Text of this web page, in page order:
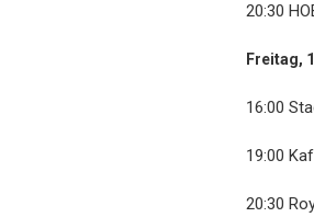
20:30
Freitag,
16:00
19:00
20:30